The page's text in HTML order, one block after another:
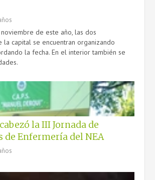
de este año, las dos
la capital se encuentran organizando
la fecha. En el interior también se
la III Jornada de
de Enfermería del NEA